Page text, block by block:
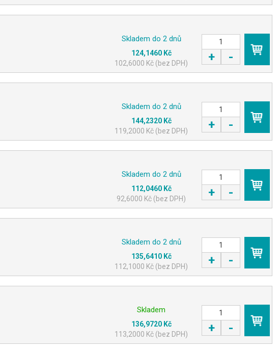
Skladem do 2 dnů
124,1460 Kč
102,6000 Kč (bez DPH)
+ - KOUPIT
Skladem do 2 dnů
144,2320 Kč
119,2000 Kč (bez DPH)
+ - KOUPIT
Skladem do 2 dnů
112,0460 Kč
92,6000 Kč (bez DPH)
+ - KOUPIT
Skladem do 2 dnů
135,6410 Kč
112,1000 Kč (bez DPH)
+ - KOUPIT
Skladem
136,9720 Kč
113,2000 Kč (bez DPH)
+ - KOUPIT